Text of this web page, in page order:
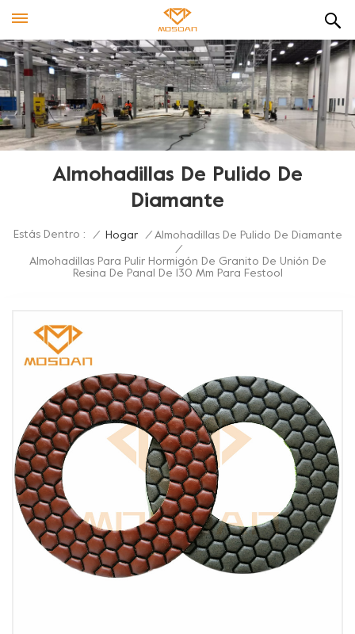
Almohadillas De Pulido De
Diamante
Estás Dentro : / Hogar / Almohadillas De Pulido De Diamante
/
Almohadillas Para Pulir Hormigón De Granito De Unión De
Resina De Panal De 130 Mm Para Festool